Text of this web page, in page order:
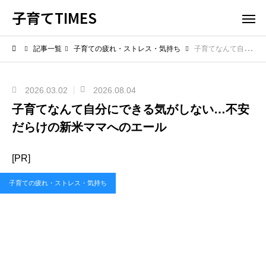
子育てTIMES
記事一覧 子育ての疲れ・ストレス・気持ち 子育てなんて自分にできる気がしない…不安だらけの新米ママへのエール
2026.03.02 2026.08.04
子育てなんて自分にできる気がしない…不安
だらけの新米ママへのエール
[PR]
子育ての疲れ・ストレス・気持ち